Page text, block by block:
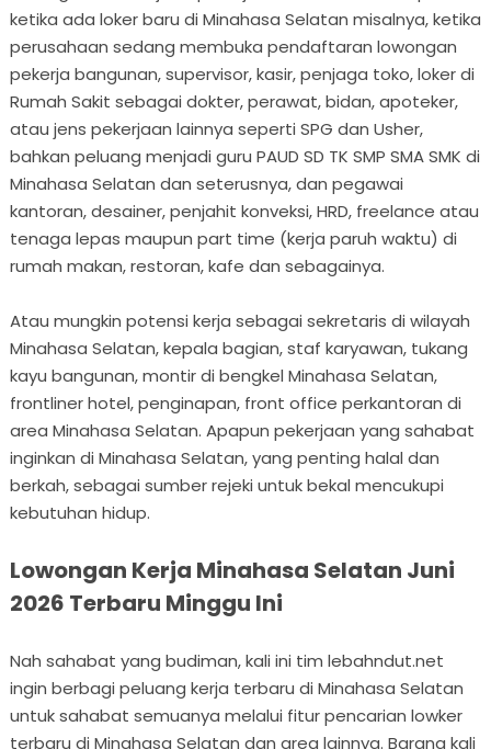
ketika ada loker baru di Minahasa Selatan misalnya, ketika
perusahaan sedang membuka pendaftaran lowongan
pekerja bangunan, supervisor, kasir, penjaga toko, loker di
Rumah Sakit sebagai dokter, perawat, bidan, apoteker,
atau jens pekerjaan lainnya seperti SPG dan Usher,
bahkan peluang menjadi guru PAUD SD TK SMP SMA SMK di
Minahasa Selatan dan seterusnya, dan pegawai
kantoran, desainer, penjahit konveksi, HRD, freelance atau
tenaga lepas maupun part time (kerja paruh waktu) di
rumah makan, restoran, kafe dan sebagainya.
Atau mungkin potensi kerja sebagai sekretaris di wilayah
Minahasa Selatan, kepala bagian, staf karyawan, tukang
kayu bangunan, montir di bengkel Minahasa Selatan,
frontliner hotel, penginapan, front office perkantoran di
area Minahasa Selatan. Apapun pekerjaan yang sahabat
inginkan di Minahasa Selatan, yang penting halal dan
berkah, sebagai sumber rejeki untuk bekal mencukupi
kebutuhan hidup.
Lowongan Kerja Minahasa Selatan Juni
2026 Terbaru Minggu Ini
Nah sahabat yang budiman, kali ini tim lebahndut.net
ingin berbagi peluang kerja terbaru di Minahasa Selatan
untuk sahabat semuanya melalui fitur pencarian lowker
terbaru di Minahasa Selatan dan area lainnya. Barang kali